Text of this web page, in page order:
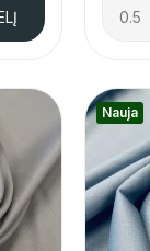
Nauja